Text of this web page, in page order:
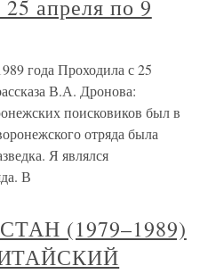
апреля по 9
года Проходила с 25
В.А. Дронова:
поисковиков был в
отряда была
Я являлся
В
(1979–1989)